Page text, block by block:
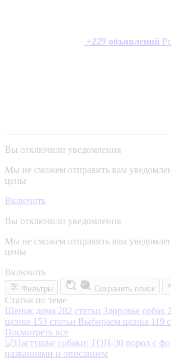
+229 объявлений
Вы отключили уведомления
Мы не сможем отправить вам
цены
Включить
Вы отключили уведомления
Мы не сможем отправить вам
цены
Включить
Фильтры Сохранить поиск
Статьи по теме
Щенок дома 282 статьи Здоровье собак
щенке 153 статьи Выбираем щенка 119
Посмотреть все